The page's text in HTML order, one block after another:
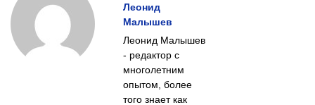
Леонид
Малышев
Леонид Малышев
- редактор с
многолетним
опытом, более
того знает как